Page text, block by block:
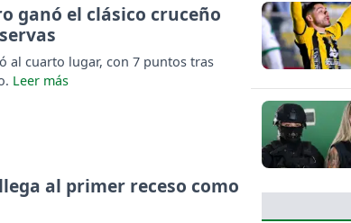
ganó el clásico cruceño
al cuarto lugar, con 7 puntos tras
al primer receso como